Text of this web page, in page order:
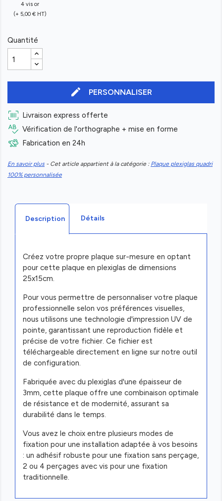
4 vis or
(+ 5,00 € HT)
Quantité
edit PERSONNALISER
Livraison express offerte
Vérification de l'orthographe + mise en forme
Fabrication en 24h
En savoir plus - Cet article appartient à la catégorie : Plaque plexiglas quadri
100% personnalisée
Description Détails
Créez votre propre plaque sur-mesure en optant
pour cette plaque en plexiglas de dimensions
25x15cm.
Pour vous permettre de personnaliser votre plaque
professionnelle selon vos préférences visuelles,
nous utilisons une technologie d'impression UV de
pointe, garantissant une reproduction fidèle et
précise de votre fichier. Ce fichier est
téléchargeable directement en ligne sur notre outil
de configuration.
Fabriquée avec du plexiglas d'une épaisseur de
3mm, cette plaque offre une combinaison optimale
de résistance et de modernité, assurant sa
durabilité dans le temps.
Vous avez le choix entre plusieurs modes de
fixation pour une installation adaptée à vos besoins
: un adhésif robuste pour une fixation sans perçage,
2 ou 4 perçages avec vis pour une fixation
traditionnelle.